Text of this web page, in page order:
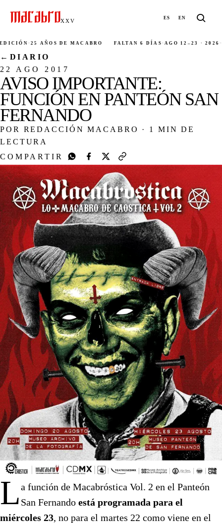
XXV ES EN
· 25 AÑOS DE MACABRO FALTAN 6 DÍAS· AGO 12–23 · 2026 ·
← DIARIO
22 AGO 2017
AVISO IMPORTANTE:
FUNCIÓN EN PANTEÓN SAN
FERNANDO
POR REDACCIÓN MACABRO ·
1 MIN DE
LECTURA
COMPARTIR
La función de Macabróstica Vol. 2 en el Panteón
San Fernando está programada para el
miércoles 23, no para el martes 22 como viene en el